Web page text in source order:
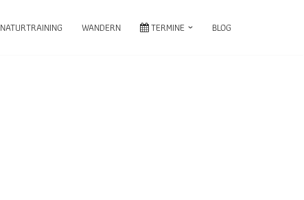
NATURTRAINING WANDERN TERMINE BLOG